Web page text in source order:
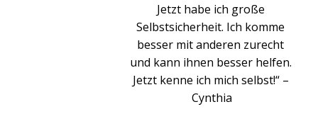
Jetzt habe ich große
Selbstsicherheit. Ich komme
besser mit anderen zurecht
und kann ihnen besser helfen.
Jetzt kenne ich mich selbst!“ –
Cynthia